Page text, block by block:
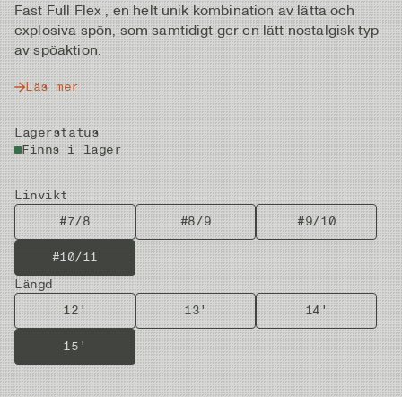
Fast Full Flex , en helt unik kombination av lätta och
explosiva spön, som samtidigt ger en lätt nostalgisk typ
av spöaktion.
Läs mer
Lagerstatus
Finns i lager
Linvikt
#7/8
#8/9 #9/10
#10/11
Längd
12'
13' 14'
15'